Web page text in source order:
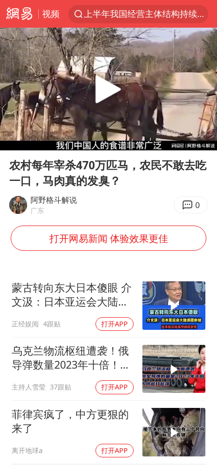
视频
上半年我国经营主体结构持续优化
上海暴雨红色预警
上海：5号线16号线浦江线全线停运
上海全域长途客运班次全部停运
周星驰母亲现身香港路演现场
王传君 《披荆斩棘》
国足U17与阿森纳决赛取消 并列冠军
上海有出现龙卷潜势
王艺迪2-4不敌张本美和止步4强
2025年小学教师减少13.19万
王艺迪无缘横滨赛决赛
上海大部迎大暴雨
构建更高水平的全民健身公共服务体系
Play
00:00 07:48
农村每年宰杀470万匹马，农民不敢去吃
一口，马肉真的发臭？
阿野格斗解说
广东 0
打开网易新闻 体验效果更佳
蒙古转向东大日本傻眼 介
文汲：日本亚运会大陆派
正经娱阅 4跟贴 打开APP
乌克兰物流枢纽遭袭！俄
导弹数量2023年十倍！为
主持人雪莹 37跟贴 打开APP
菲律宾疯了，中方更狠的
来了
离开地球a 打开APP